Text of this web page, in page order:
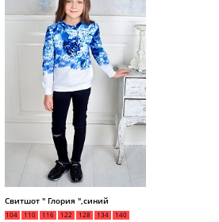
Свитшот " Глория ",синий
104 110 116 122 128 134
140